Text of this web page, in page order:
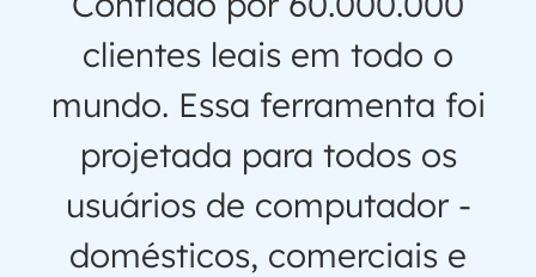
clientes leais em todo o
mundo. Essa ferramenta foi
projetada para todos os
usuários de computador -
domésticos, comerciais e